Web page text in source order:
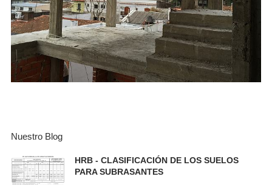
Nuestro Blog
HRB - CLASIFICACIÓN DE LOS SUELOS
PARA SUBRASANTES